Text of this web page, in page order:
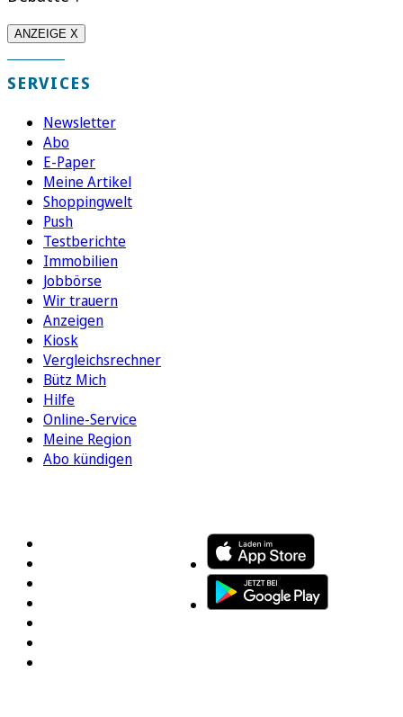
ANZEIGE X
SERVICES
Newsletter
Abo
E-Paper
Meine Artikel
Shoppingwelt
Push
Testberichte
Immobilien
Jobbörse
Wir trauern
Anzeigen
Kiosk
Vergleichsrechner
Bütz Mich
Hilfe
Online-Service
Meine Region
Abo kündigen